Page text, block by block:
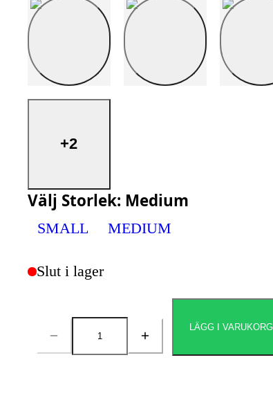
+2
Välj Storlek: Medium
SMALL MEDIUM
Slut i lager
Antal
LÄGG I